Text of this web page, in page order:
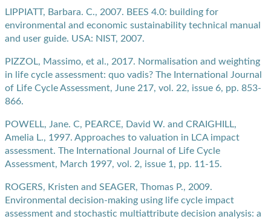
LIPPIATT, Barbara. C., 2007. BEES 4.0: building for
environmental and economic sustainability technical manual
and user guide. USA: NIST, 2007.
PIZZOL, Massimo, et al., 2017. Normalisation and weighting
in life cycle assessment: quo vadis? The International Journal
of Life Cycle Assessment, June 217, vol. 22, issue 6, pp. 853-
866.
POWELL, Jane. C, PEARCE, David W. and CRAIGHILL,
Amelia L., 1997. Approaches to valuation in LCA impact
assessment. The International Journal of Life Cycle
Assessment, March 1997, vol. 2, issue 1, pp. 11-15.
ROGERS, Kristen and SEAGER, Thomas P., 2009.
Environmental decision-making using life cycle impact
assessment and stochastic multiattribute decision analysis: a